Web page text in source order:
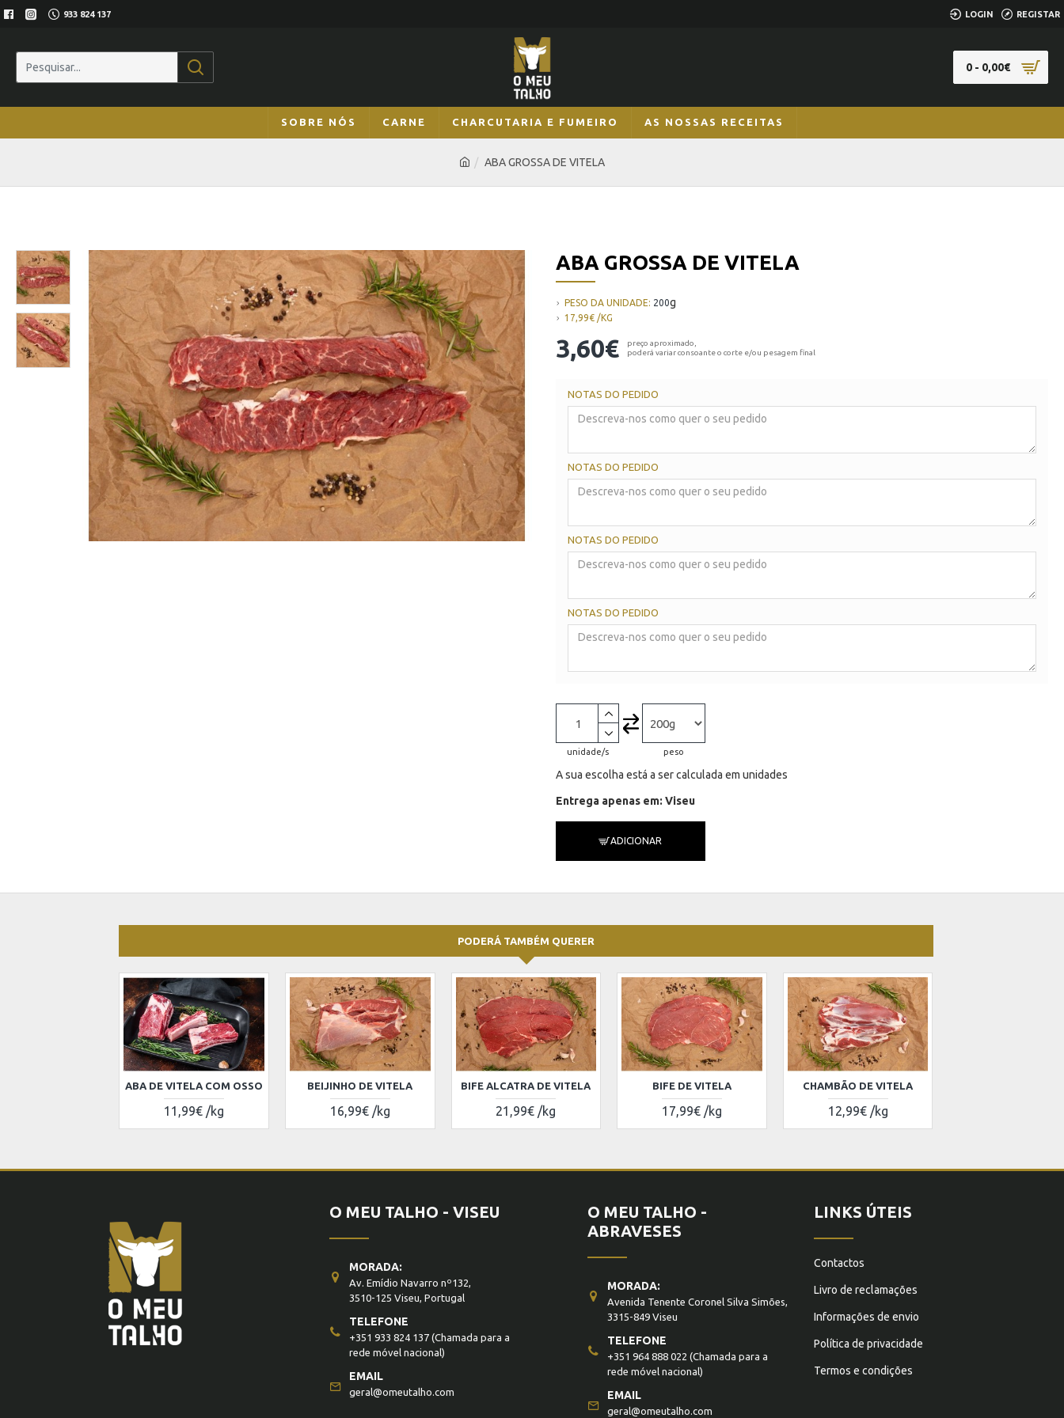
933 824 137 LOGIN REGISTAR
0 - 0,00€
SOBRE NÓS CARNE CHARCUTARIA E FUMEIRO AS NOSSAS RECEITAS
ABA GROSSA DE VITELA
ABA GROSSA DE VITELA
PESO DA UNIDADE: 200g
17,99€ /KG
3,60€
preço aproximado,
poderá variar consoante o corte e/ou pesagem final
NOTAS DO PEDIDO
NOTAS DO PEDIDO
NOTAS DO PEDIDO
NOTAS DO PEDIDO
unidade/s peso
A sua escolha está a ser calculada em unidades
Entrega apenas em: Viseu
ADICIONAR
PODERÁ TAMBÉM QUERER
ABA DE VITELA COM OSSO
11,99€ /kg
BEIJINHO DE VITELA
16,99€ /kg
BIFE ALCATRA DE VITELA
21,99€ /kg
BIFE DE VITELA
17,99€ /kg
CHAMBÃO DE VITELA
12,99€ /kg
O MEU TALHO - VISEU
MORADA:
Av. Emídio Navarro nº132,
3510-125 Viseu, Portugal
TELEFONE
+351 933 824 137 (Chamada para a
rede móvel nacional)
EMAIL
geral@omeutalho.com
O MEU TALHO -
ABRAVESES
MORADA:
Avenida Tenente Coronel Silva Simões,
3315-849 Viseu
TELEFONE
+351 964 888 022 (Chamada para a
rede móvel nacional)
EMAIL
geral@omeutalho.com
LINKS ÚTEIS
Contactos
Livro de reclamações
Informações de envio
Política de privacidade
Termos e condições